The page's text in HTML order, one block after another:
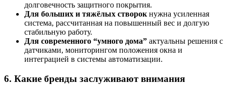
долговечность защитного покрытия.
Для больших и тяжёлых створок нужна усиленная
система, рассчитанная на повышенный вес и долгую
стабильную работу.
Для современного “умного дома” актуальны решения с
датчиками, мониторингом положения окна и
интеграцией в системы автоматизации.
6. Какие бренды заслуживают внимания